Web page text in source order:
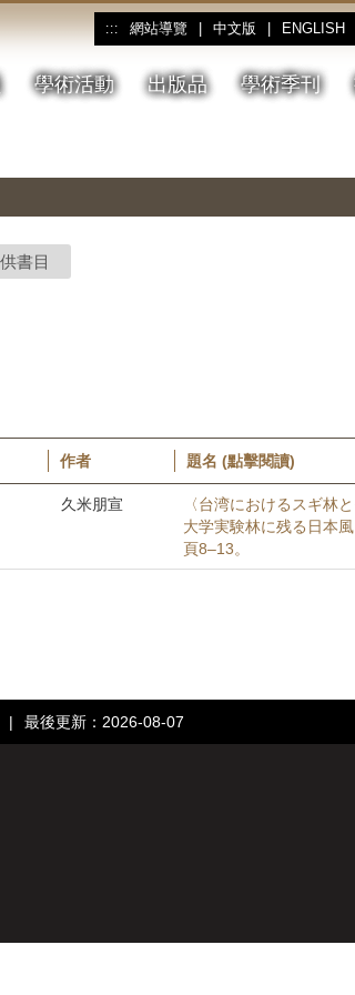
::: 網站導覽 中文版 ENGLISH
學術活動 出版品 學術季刊
書目
作者 題名 (點擊閱讀)
久米朋宣
〈台湾におけるスギ林
大学実験林に残る日本
頁8–13。
| 最後更新：2026-08-07